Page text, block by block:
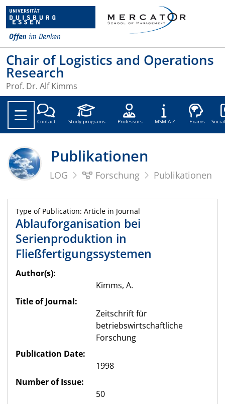
Chair of Logistics and Operations
Research
Prof. Dr. Alf Kimms
Contact Study programs Professors MSM A-Z Exams
Publikationen
LOG Forschung Publikationen
Type of Publication: Article in Journal
Ablauforganisation bei
Serienproduktion in
Fließfertigungssystemen
Author(s):
Kimms, A.
Title of Journal:
Zeitschrift für
betriebswirtschaftliche
Forschung
Publication Date:
1998
Number of Issue:
50